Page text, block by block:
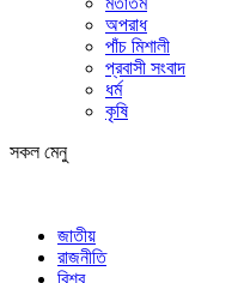
অপরাধ
পাঁচ মিশালী
প্রবাসী সংবাদ
ধর্ম
কৃষি
সকল মেনু
জাতীয়
রাজনীতি
বিশ্ব